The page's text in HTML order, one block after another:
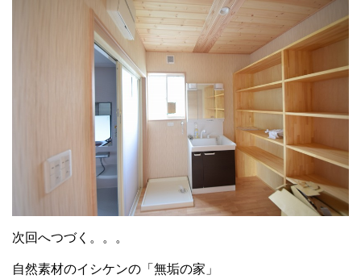
次回へつづく。。。
自然素材のイシケンの「無垢の家」